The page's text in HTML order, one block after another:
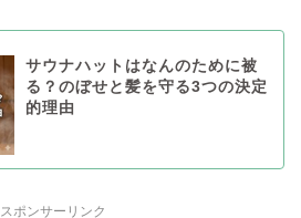
サウナハットはなんのために被
る？のぼせと髪を守る3つの決定
的理由
スポンサーリンク